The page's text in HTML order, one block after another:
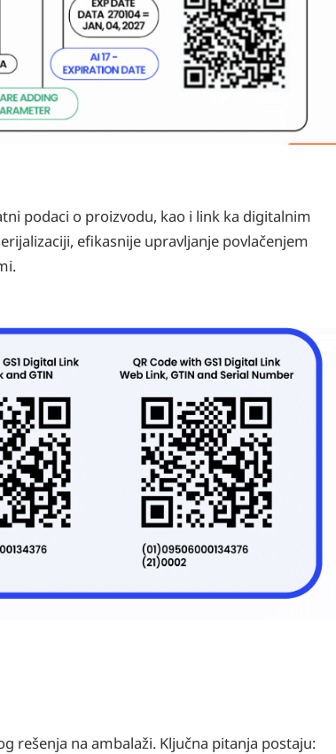
podaci o proizvodu, kao i link ka digitalnim
efikasnije upravljanje povlačenjem
rešenja na ambalaži. Ključna pitanja postaju: